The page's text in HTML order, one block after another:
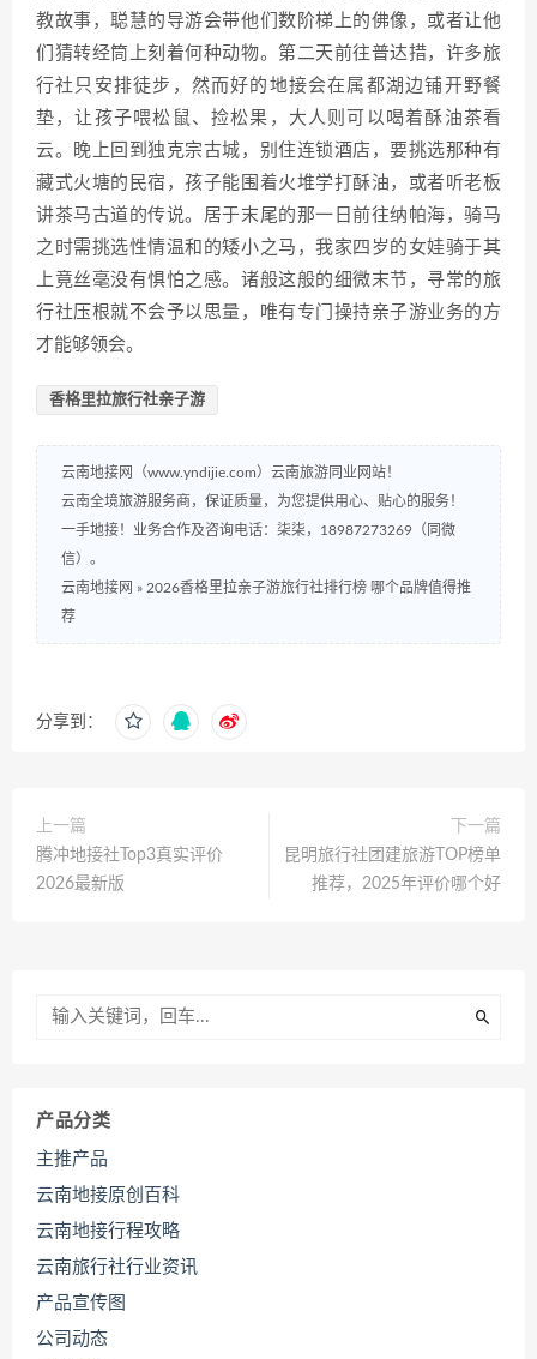
教故事，聪慧的导游会带他们数阶梯上的佛像，或者让他
们猜转经筒上刻着何种动物。第二天前往普达措，许多旅
行社只安排徒步，然而好的地接会在属都湖边铺开野餐
垫，让孩子喂松鼠、捡松果，大人则可以喝着酥油茶看
云。晚上回到独克宗古城，别住连锁酒店，要挑选那种有
藏式火塘的民宿，孩子能围着火堆学打酥油，或者听老板
讲茶马古道的传说。居于末尾的那一日前往纳帕海，骑马
之时需挑选性情温和的矮小之马，我家四岁的女娃骑于其
上竟丝毫没有惧怕之感。诸般这般的细微末节，寻常的旅
行社压根就不会予以思量，唯有专门操持亲子游业务的方
才能够领会。
香格里拉旅行社亲子游
云南地接网（www.yndijie.com）云南旅游同业网站！
云南全境旅游服务商，保证质量，为您提供用心、贴心的服务！
一手地接！业务合作及咨询电话：柒柒，18987273269（同微
信）。
云南地接网 » 2026香格里拉亲子游旅行社排行榜 哪个品牌值得推
荐
分享到：
上一篇
腾冲地接社Top3真实评价
2026最新版
下一篇
昆明旅行社团建旅游TOP榜单
推荐，2025年评价哪个好
产品分类
主推产品
云南地接原创百科
云南地接行程攻略
云南旅行社行业资讯
产品宣传图
公司动态